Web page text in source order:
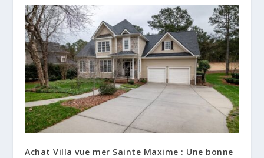
Achat Villa vue mer Sainte Maxime : Une bonne